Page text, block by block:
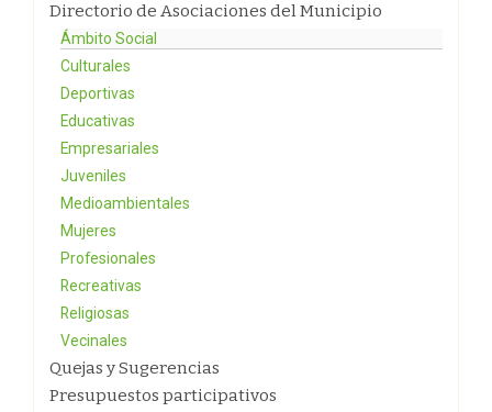
Directorio de Asociaciones del Municipio
Ámbito Social
Culturales
Deportivas
Educativas
Empresariales
Juveniles
Medioambientales
Mujeres
Profesionales
Recreativas
Religiosas
Vecinales
Quejas y Sugerencias
Presupuestos participativos